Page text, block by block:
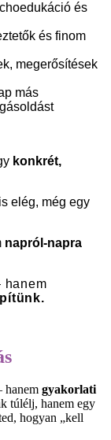
és
és finom
megerősítések
más
konkrét,
is elég, még egy
napról-napra
hanem
hanem gyakorlati
túlélj, hanem egy
hogyan „kell